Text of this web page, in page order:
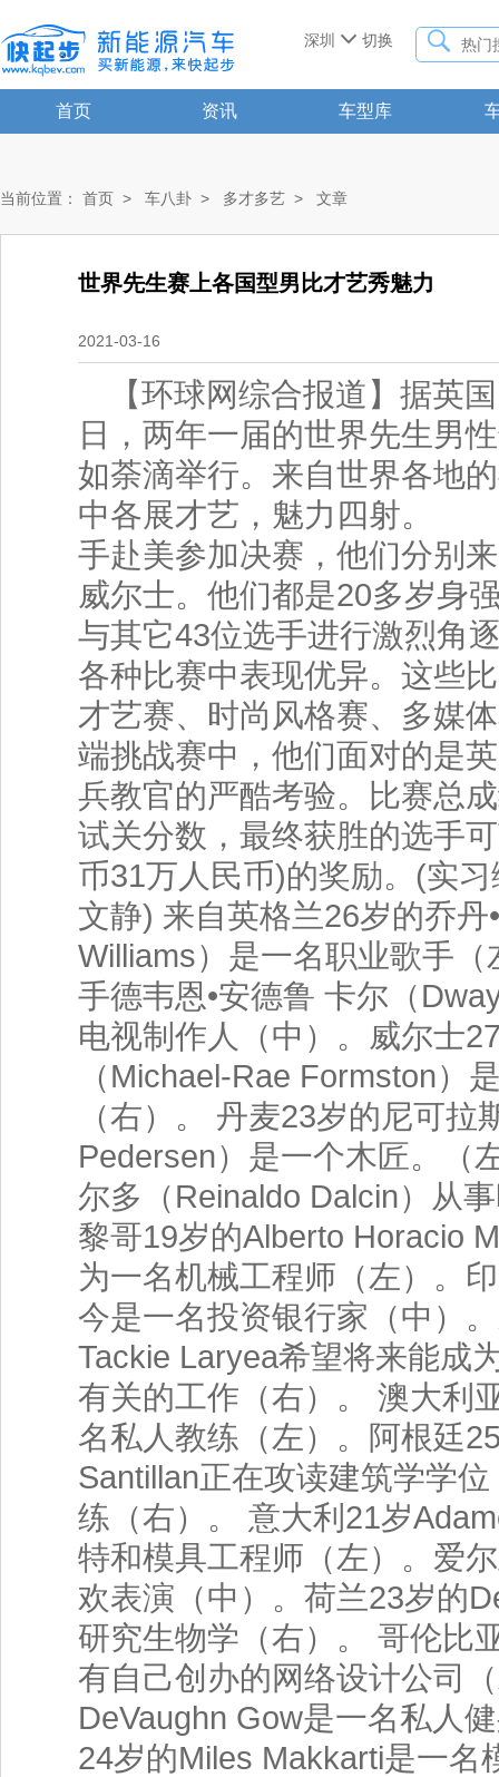
深圳  切换 
首页 资讯 车型库
当前位置： 首页 > 车八卦 > 多才多艺 > 文章
世界先生赛上各国型男比才艺秀魅力
2021-03-16
【环球网综合报道】据英
日，两年一届的世界先生男
如荼滴举行。来自世界各地
中各展才艺，魅力四射。
手赴美参加决赛，他们分别
威尔士。他们都是20多岁身
与其它43位选手进行激烈角
各种比赛中表现优异。这些
才艺赛、时尚风格赛、多媒
端挑战赛中，他们面对的是
兵教官的严酷考验。比赛总
试关分数，最终获胜的选手
币31万人民币)的奖励。(实
文静) 来自英格兰26岁的乔丹
Williams）是一名职业歌手
手德韦恩•安德鲁 卡尔（
电视制作人（中）。威尔士
（Michael-Rae Formston）
（右）。 丹麦23岁的尼可拉
Pedersen）是一个木匠。（
尔多（Reinaldo Dalcin）从
黎哥19岁的Alberto Horacio
为一名机械工程师（左）。
今是一名投资银行家（中）
Tackie Laryea希望将来能成
有关的工作（右）。 澳大利
名私人教练（左）。阿根廷
Santillan正在攻读建筑学学
练（右）。 意大利21岁
特和模具工程师（左）。爱
欢表演（中）。荷兰23岁的
研究生物学（右）。 哥伦比
有自己创办的网络设计公司
DeVaughn Gow是一名私人
24岁的Miles Makkarti是一名